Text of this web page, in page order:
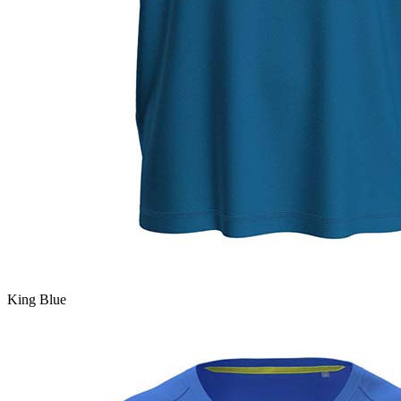
King Blue